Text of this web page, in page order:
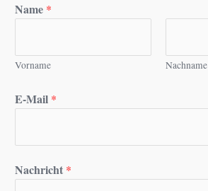
Name *
Vorname Nachname
E-Mail *
Nachricht *